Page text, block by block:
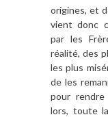
origines, et
vient donc
par les
réalité, des
les plus
de les
pour rendre
lors, toute